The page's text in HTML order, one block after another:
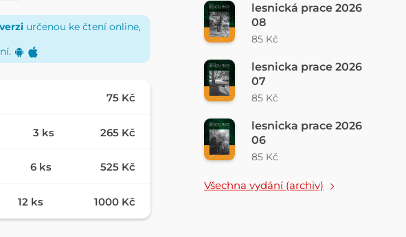
určenou ke čtení online,
75 Kč
3 ks 265 Kč
6 ks 525 Kč
12 ks 1000 Kč
lesnická prace 2026
08
85 Kč
lesnicka prace 2026
07
85 Kč
lesnicka prace 2026
06
85 Kč
Všechna vydání (archiv)